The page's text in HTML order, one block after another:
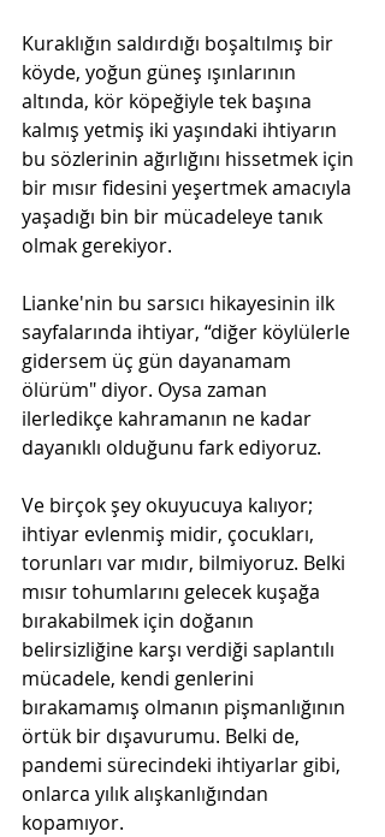
Kuraklığın saldırdığı boşaltılmış bir
köyde, yoğun güneş ışınlarının
altında, kör köpeğiyle tek başına
kalmış yetmiş iki yaşındaki ihtiyarın
bu sözlerinin ağırlığını hissetmek için
bir mısır fidesini yeşertmek amacıyla
yaşadığı bin bir mücadeleye tanık
olmak gerekiyor.
Lianke'nin bu sarsıcı hikayesinin ilk
sayfalarında ihtiyar, “diğer köylülerle
gidersem üç gün dayanamam
ölürüm" diyor. Oysa zaman
ilerledikçe kahramanın ne kadar
dayanıklı olduğunu fark ediyoruz.
Ve birçok şey okuyucuya kalıyor;
ihtiyar evlenmiş midir, çocukları,
torunları var mıdır, bilmiyoruz. Belki
mısır tohumlarını gelecek kuşağa
bırakabilmek için doğanın
belirsizliğine karşı verdiği saplantılı
mücadele, kendi genlerini
bırakamamış olmanın pişmanlığının
örtük bir dışavurumu. Belki de,
pandemi sürecindeki ihtiyarlar gibi,
onlarca yılık alışkanlığından
kopamıyor.